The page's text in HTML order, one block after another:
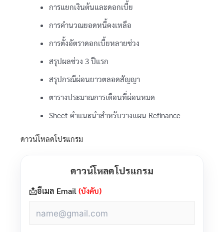
การแยกเงินต้นและดอกเบี้ย
การคำนวณยอดหนี้คงเหลือ
การตั้งอัตราดอกเบี้ยหลายช่วง
สรุปผลช่วง 3 ปีแรก
สรุปกรณีผ่อนยาวตลอดสัญญา
ตารางประมาณการเดือนที่ผ่อนหมด
Sheet คำแนะนำสำหรับวางแผน Refinance
ดาวน์โหลดโปรแกรม
ดาวน์โหลดโปรแกรม
📩อีเมล Email(บังคับ)